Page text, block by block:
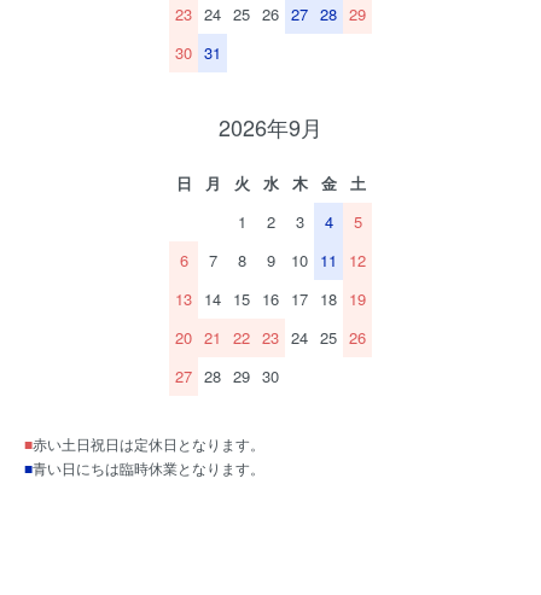
23 24 25 26 27 28 29
30 31
2026年9月
日 月 火 水 木 金
土
1
2 3 4
5
6
7 8 9 10 11
12
13 14 15 16 17 18 19
20 21 22 23 24 25 26
27 28 29 30
■赤い土日祝日は定休日となります。
■青い日にちは臨時休業となります。